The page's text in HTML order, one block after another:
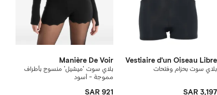
Vestiaire d'un Oiseau Libre
بلاي سوت بحزام وفتحات
SAR 3,197
Manière De Voir
بلاي سوت 'ميشيل' منسوج بأطراف
مموجة - أسود
SAR 921